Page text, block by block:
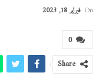
On فبراير 18, 2023
0
Share